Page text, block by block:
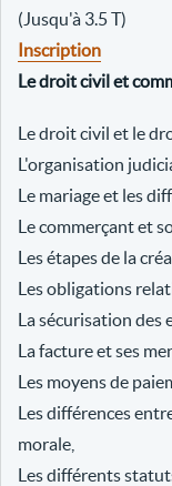
(Jusqu'à 3.5 T)
Inscription
Le droit civil et
Le droit civil et le
L'organisation
Le mariage et les
Le commerçant et
Les étapes de la
Les obligations
La sécurisation des
La facture et ses
Les moyens de
Les différences
morale,
Les différents